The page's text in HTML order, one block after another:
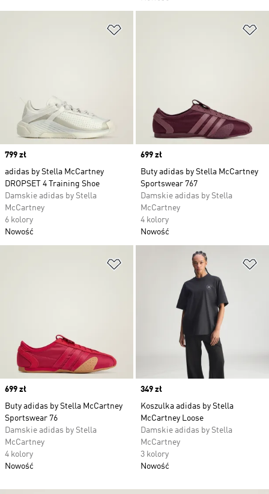
Price
799 zł
adidas by Stella McCartney
DROPSET 4 Training Shoe
Damskie adidas by Stella
McCartney
6 kolory
Nowość
Price
699 zł
Buty adidas by Stella McCartney
Sportswear 767
Damskie adidas by Stella
McCartney
4 kolory
Nowość
Dodaj do listy życzeń
Price
699 zł
Buty adidas by Stella McCartney
Sportswear 76
Damskie adidas by Stella
McCartney
4 kolory
Nowość
Price
349 zł
Koszulka adidas by Stella
McCartney Loose
Damskie adidas by Stella
McCartney
3 kolory
Nowość